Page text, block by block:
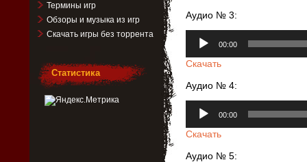
Аудио № 3:
00:00
Скачать
Аудио № 4:
00:00
Скачать
Аудио № 5:
Термины игр
Обзоры и музыка из игр
Скачать игры без торрента
Статистика